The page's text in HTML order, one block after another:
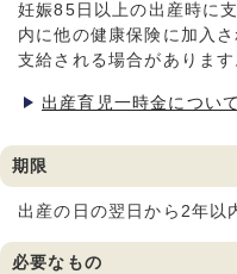
妊娠85日以上の出産時に
内に他の健康保険に加入
支給される場合があります
出産育児一時金について
期限
出産の日の翌日から2年以
必要なもの